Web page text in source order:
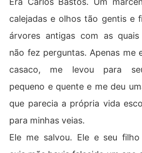
calejadas e olhos tão gentis e
árvores antigas com as
não fez perguntas. Apenas me
casaco, me levou para
pequeno e quente e me deu
que parecia a própria vida
para minhas veias.
Ele me salvou. Ele e seu filho